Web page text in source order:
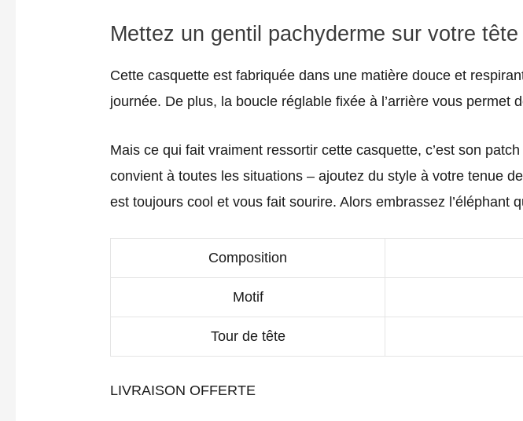
Mettez un gentil pachyderme sur votre
Cette casquette est fabriquée dans une matière douce et
journée. De plus, la boucle réglable fixée à l’arrière vous permet
Mais ce qui fait vraiment ressortir cette casquette, c’est son
convient à toutes les situations – ajoutez du style à votre tenue
est toujours cool et vous fait sourire. Alors embrassez l’éléphant
Composition
Motif
Tour de tête
LIVRAISON OFFERTE